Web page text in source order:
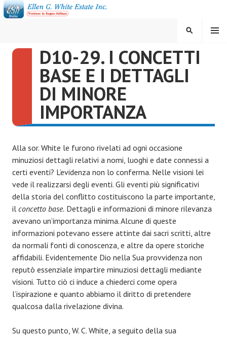
Vai
al
ELLEN G. WHITE ESTATE
INC.
MENU
CERCA
D10-29. I CONCETTI
BASE E I DETTAGLI
DI MINORE
IMPORTANZA
Alla sor. White le furono rivelati ad ogni occasione
minuziosi dettagli relativi a nomi, luoghi e date connessi a
certi eventi? L’evidenza non lo conferma. Nelle visioni lei
vede il realizzarsi degli eventi. Gli eventi più significativi
della storia del conflitto costituiscono la parte importante,
il concetto base. Dettagli e informazioni di minore rilevanza
avevano un’importanza minima. Alcune di queste
informazioni potevano essere attinte dai sacri scritti, altre
da normali fonti di conoscenza, e altre da opere storiche
affidabili. Evidentemente Dio nella Sua provvidenza non
reputò essenziale impartire minuziosi dettagli mediante
visioni. Tutto ciò ci induce a chiederci come opera
l’ispirazione e quanto abbiamo il diritto di pretendere
qualcosa dalla rivelazione divina.
Su questo punto, W. C. White, a seguito della sua